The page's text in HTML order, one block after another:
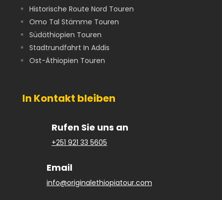
Historische Route Nord Touren
Omo Tal Stämme Touren
Südäthiopien Touren
Stadtrundfahrt In Addis
Ost-Äthiopien Touren
In Kontakt bleiben
Rufen Sie uns an
+251 921 33 5605
Email
info@originalethiopiatour.com